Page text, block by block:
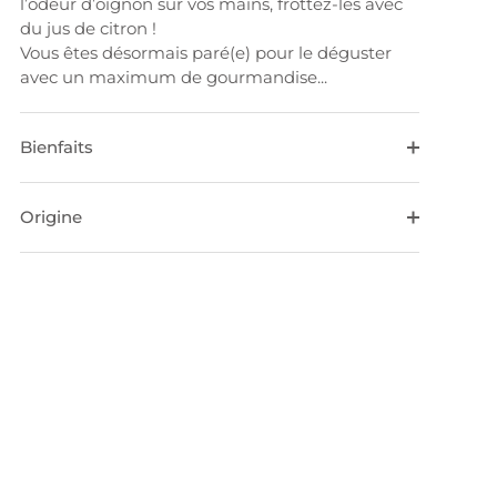
du jus de citron !
Vous êtes désormais paré(e) pour le déguster
avec un maximum de gourmandise...
Bienfaits
Origine